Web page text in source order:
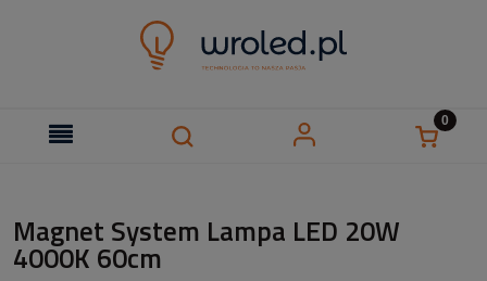
Magnet System Lampa LED 20W
4000K 60cm